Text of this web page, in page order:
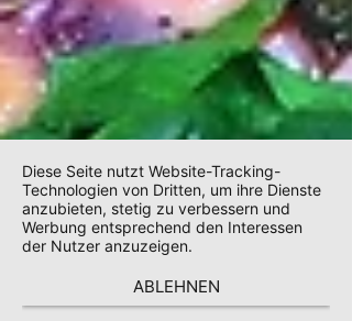
Diese Seite nutzt Website-Tracking-
Technologien von Dritten, um ihre Dienste
anzubieten, stetig zu verbessern und
Werbung entsprechend den Interessen
der Nutzer anzuzeigen.
ABLEHNEN